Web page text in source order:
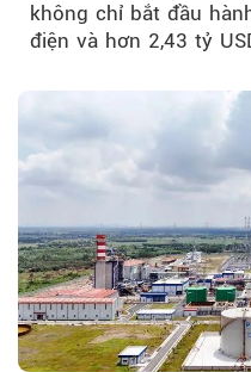
không chỉ bắt đầu
điện và hơn 2,43 tỷ